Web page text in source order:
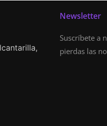
Newsletter
Suscríbete a
pierdas las